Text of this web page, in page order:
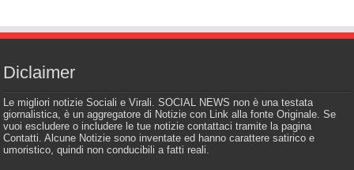
Diclaimer
Le migliori notizie Sociali e Virali. SOCIAL NEWS non è una testata
giornalistica, è un aggregatore di Notizie con Link alla fonte Originale. Se
vuoi escludere o includere le tue notizie contattaci tramite la pagina
Contatti. Alcune Notizie sono inventate ed hanno carattere satirico e
umoristico, quindi non conducibili a fatti reali.